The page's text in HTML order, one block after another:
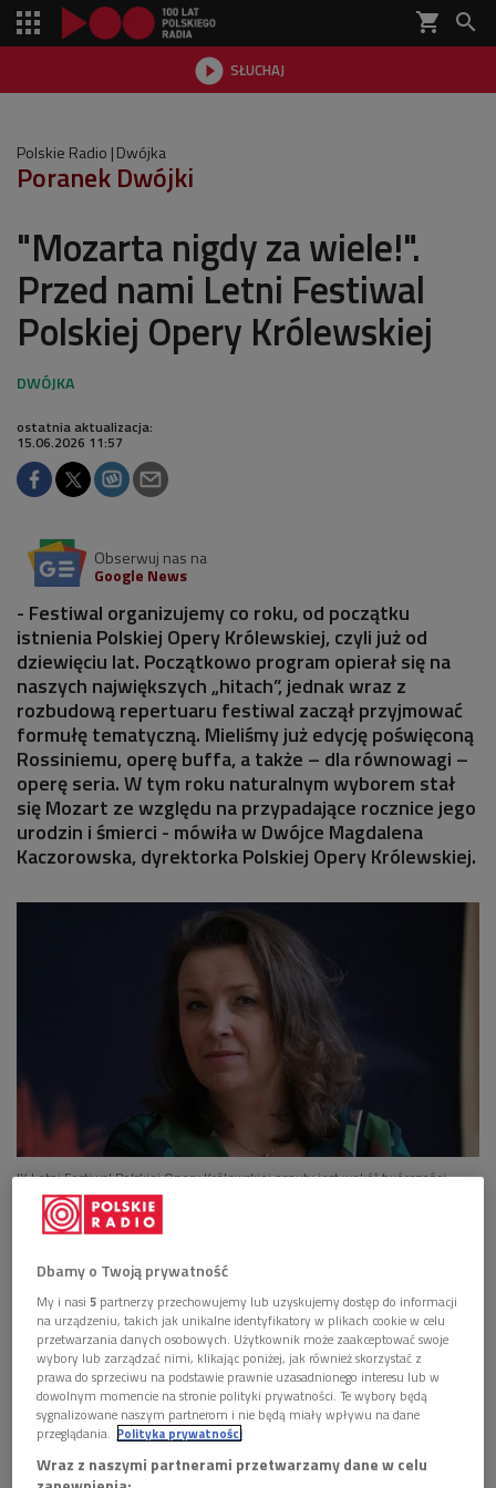
shopping_cart 
 SŁUCHAJ

Polskie Radio Dwójka
Poranek Dwójki
"Mozarta nigdy za wiele!".
Przed nami Letni Festiwal
Polskiej Opery Królewskiej
ostatnia aktualizacja:
15.06.2026 11:57
Obserwuj nas na
Google News
- Festiwal organizujemy co roku, od początku
istnienia Polskiej Opery Królewskiej, czyli już od
dziewięciu lat. Początkowo program opierał się na
naszych największych „hitach”, jednak wraz z
rozbudową repertuaru festiwal zaczął przyjmować
formułę tematyczną. Mieliśmy już edycję poświęconą
Rossiniemu, operę buffa, a także – dla równowagi –
operę seria. W tym roku naturalnym wyborem stał
się Mozart ze względu na przypadające rocznice jego
urodzin i śmierci - mówiła w Dwójce Magdalena
Kaczorowska, dyrektorka Polskiej Opery Królewskiej.
IX Letni Festiwal Polskiej Opery Królewskiej osnuty jest wokół twórczości
Wolfganga Amadeusza Mozarta
Posłuchaj rozmowy w "Poranku Dwójki"
Bohaterem tegorocznego,IX Letniego Festiwalu Polskiej
Opery Królewskiej,jestMozart. Przez kilka wakacyjnych
tygodni publiczność będzie mogła zanurzyć się w świecie jego
oper, muzyki kameralnej i dzieł religijnych, odkrywając na nowo
twórczość kompozytora, który do dziś pozostaje symbolem
muzycznego geniuszu.
"Wesele Figara" na otwarcieLetniego Festiwalu Polskiej
Dbamy o Twoją prywatność
My i nasi5 partnerzy przechowujemy lub uzyskujemy dostęp do informacji
na urządzeniu, takich jak unikalne identyfikatory w plikach cookie w celu
przetwarzania danych osobowych. Użytkownik może zaakceptować swoje
wybory lub zarządzać nimi, klikając poniżej, jak również skorzystać z
prawa do sprzeciwu na podstawie prawnie uzasadnionego interesu lub w
dowolnym momencie na stronie polityki prywatności. Te wybory będą
sygnalizowane naszym partnerom i nie będą miały wpływu na dane
przeglądania. Polityka prywatności
Wraz z naszymi partnerami przetwarzamy dane w celu